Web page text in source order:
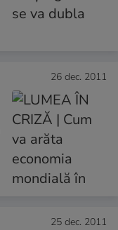
26 dec. 2011
25 dec. 2011